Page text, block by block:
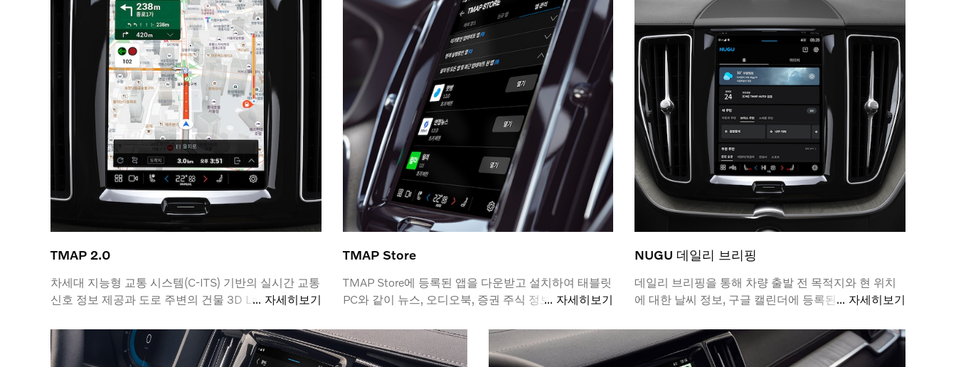
TMAP 2.0
차세대 지능형 교통 시스템(C-ITS) 기반의 실시간 교통
신호 정보 제공과 도로 주변의 건물 3D Landmark 텍스
을 통해 보다 고도화되고 정교화된 실시간 주행 정보를
제공합니다.
자세히보기
TMAP Store
TMAP Store에 등록된 앱을 다운받고 설치하여 태블릿
PC와 같이 뉴스, 오디오북, 증권 주식 정보 등 다양한
해 실시간으로 앱을 최신 버전으로 업데이트 받을 수
있습니다.
자세히보기
NUGU 데일리 브리핑
데일리 브리핑을 통해 차량 출발 전 목적지와 현 위치
에 대한 날씨 정보, 구글 캘린더에 등록된 오늘의 일정
있습니다.
자세히보기